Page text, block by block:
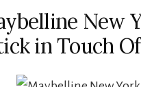
New
in Touch